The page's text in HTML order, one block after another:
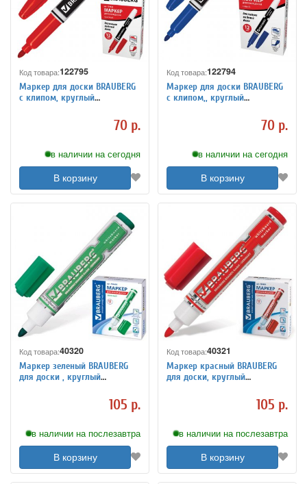
Код товара:122795
Маркер для доски BRAUBERG
с клипом, круглый
70 р.
в наличии на сегодня
В корзину
Код товара:122794
Маркер для доски BRAUBERG
с клипом,, круглый
70 р.
в наличии на сегодня
В корзину
Код товара:40320
Маркер зеленый BRAUBERG
для доски , круглый
105 р.
в наличии на послезавтра
В корзину
Код товара:40321
Маркер красный BRAUBERG
для доски, круглый
105 р.
в наличии на послезавтра
В корзину